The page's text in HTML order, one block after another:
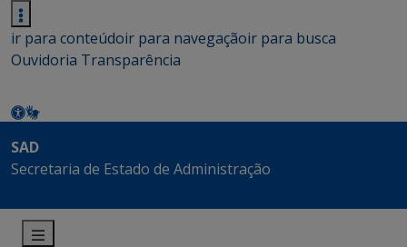
ir para conteúdoir para navegaçãoir para busca
Ouvidoria Transparência
SAD
Secretaria de Estado de Administração